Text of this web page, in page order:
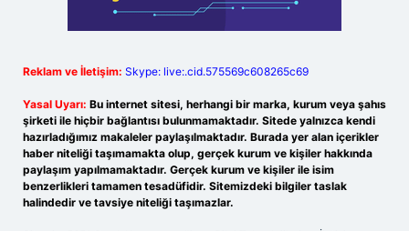
Reklam ve İletişim: Skype: live:.cid.575569c608265c69
Yasal Uyarı: Bu internet sitesi, herhangi bir marka, kurum veya şahıs
şirketi ile hiçbir bağlantısı bulunmamaktadır. Sitede yalnızca kendi
hazırladığımız makaleler paylaşılmaktadır. Burada yer alan içerikler
haber niteliği taşımamakta olup, gerçek kurum ve kişiler hakkında
paylaşım yapılmamaktadır. Gerçek kurum ve kişiler ile isim
benzerlikleri tamamen tesadüfidir. Sitemizdeki bilgiler taslak
halindedir ve tavsiye niteliği taşımazlar.